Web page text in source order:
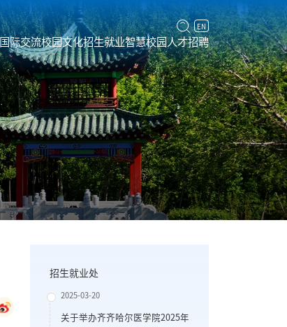
EN
国际交流校园文化招生就业智慧校园人才招聘
招生就业处
2025-03-20
关于举办齐齐哈尔医学院2025年